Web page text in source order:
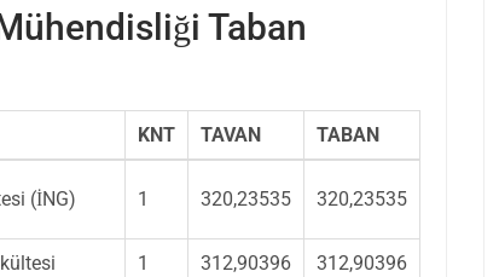
Taban
KNT TAVAN TABAN
(İNG) 1 320,23535 320,23535
1 312,90396 312,90396